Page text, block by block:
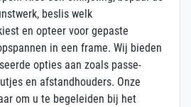
beslis welk
en opteer voor gepaste
in een frame. Wij bieden
opties aan zoals passe-
en afstandhouders. Onze
om u te begeleiden bij het